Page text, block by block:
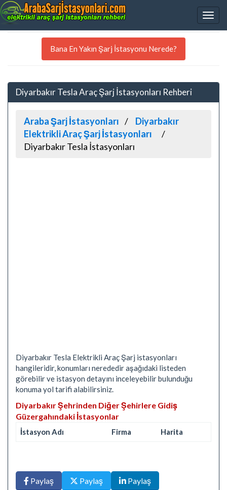
Bana En Yakın Şarj İstasyonu Nerede?
Diyarbakır Tesla Araç Şarj İstasyonları Rehberi
Araba Şarj İstasyonları
Diyarbakır
Elektrikli Araç Şarj İstasyonları
Diyarbakır Tesla İstasyonları
Diyarbakır Tesla Elektrikli Araç Şarj istasyonları
hangileridir, konumları nerededir aşağıdaki listeden
görebilir ve istasyon detayını inceleyebilir bulunduğu
konuma yol tarifi alabilirsiniz.
Diyarbakır Şehrinden Diğer Şehirlere Gidiş
Güzergahındaki İstasyonlar
İstasyon Adı Firma Harita
Paylaş Paylaş Paylaş